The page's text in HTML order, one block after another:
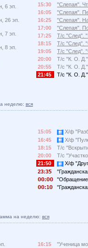
6 эп.
26 эп.
7 эп.
8 эп.
15:30
"Слепая".
16:05
"Слепая".
16:25
"Слепая".
17:00
"Слепая".
17:25
Т/с "След".
18:15
Т/с "След".
19:05
Т/с "След".
20:00
Т/с "К. О.
20:55
Т/с "К. О.
21:45
Т/с "К. О.
неделю: вся
15:05
Х/ф
16:45
Х/ф
18:15
Т/с
20:00
Т/с
21:50
Х/ф
23:3
:
"Обращение
:1
на неделю: вся
16:15
"Ученица